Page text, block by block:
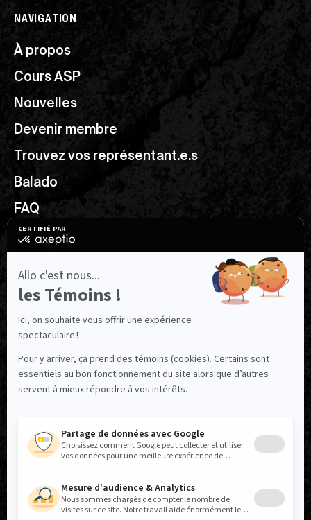
NAVIGATION
À propos
Cours ASP
Nouvelles
Devenir membre
Trouvez vos représentant.e.s
Balado
FAQ
Ressources utiles
NOUS SUIVRE
Facebook
Instagram
LinkedIn
YouTube